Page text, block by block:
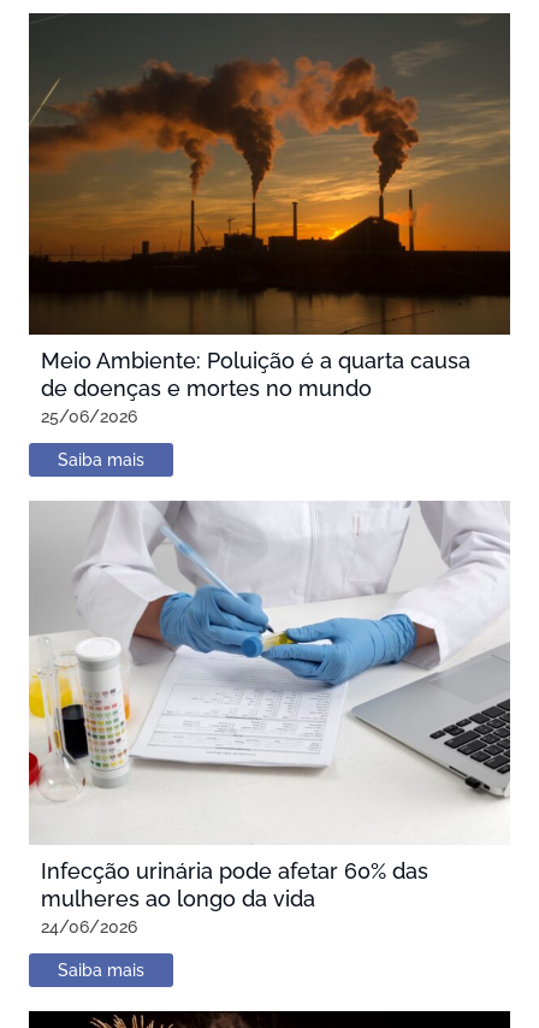
Meio Ambiente: Poluição é a quarta causa
de doenças e mortes no mundo
25/06/2026
Saiba mais
Infecção urinária pode afetar 60% das
mulheres ao longo da vida
24/06/2026
Saiba mais